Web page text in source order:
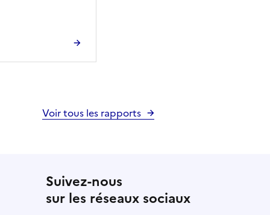
Voir tous les rapports
Suivez-nous
sur les réseaux sociaux